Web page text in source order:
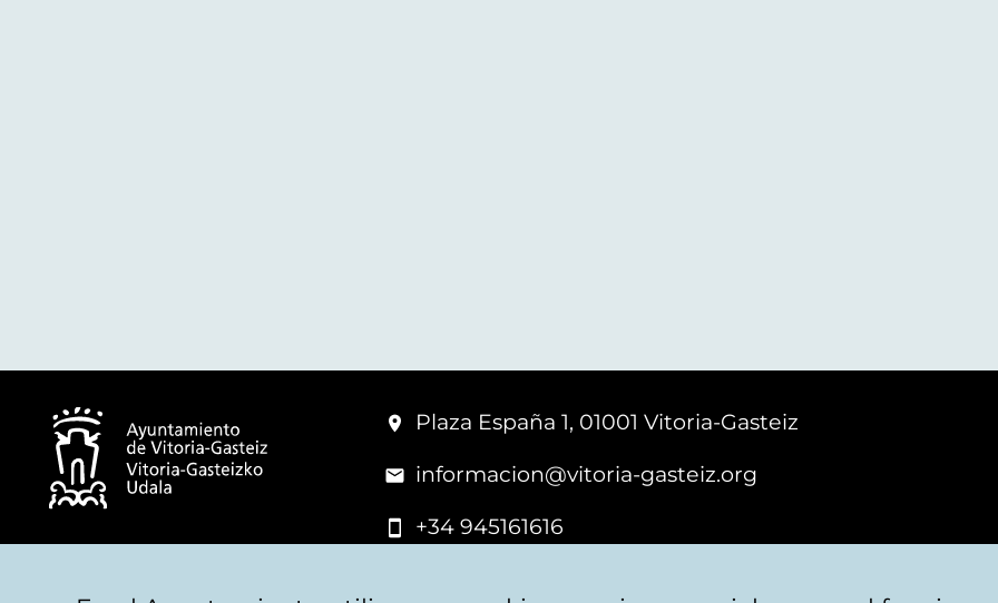
Plaza España 1, 01001 Vitoria-Gasteiz
informacion@vitoria-gasteiz.org
+34 945161616